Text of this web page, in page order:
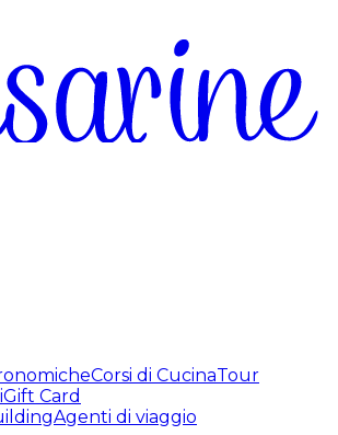
Corsi di CucinaTour
Gift Card
Agenti di viaggio